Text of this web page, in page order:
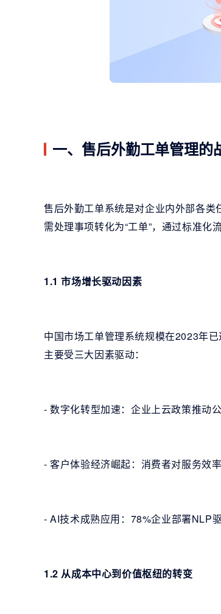
一、售后外勤工单管理的
售后外勤工单系统是对企业内外部各
需处理事项转化为“工单”，通过标准化
1.1 市场增长驱动因素
中国市场工单管理系统规模在2023年
主要受三大因素驱动：
- 数字化转型加速：企业上云政策推动
- 客户体验经济崛起：消费者对服务效
- AI技术成熟应用：78%企业部署NLP
1.2 从成本中心到价值枢纽的转变